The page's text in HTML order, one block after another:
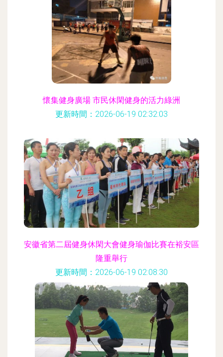
懷集健身廣場 市民休閑健身的活力綠洲
更新時間：2026-06-19 02:32:03
安徽省第二屆健身休閑大會健身瑜伽比賽在裕安區
隆重舉行
更新時間：2026-06-19 02:08:30